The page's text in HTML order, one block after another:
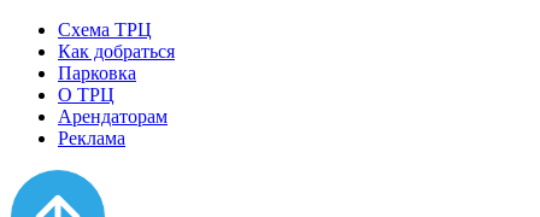
Схема ТРЦ
Как добраться
Парковка
О ТРЦ
Арендаторам
Реклама